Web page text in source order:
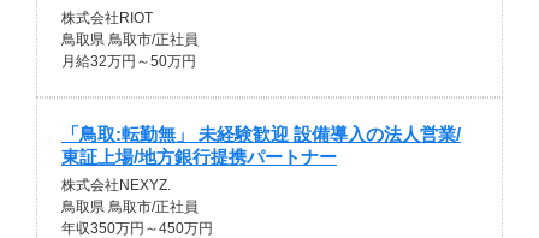
株式会社RIOT
鳥取県 鳥取市/正社員
月給32万円～50万円
「鳥取:転勤無」 未経験歓迎 設備導入の法人営業/
東証上場/地方銀行提携パートナー
株式会社NEXYZ.
鳥取県 鳥取市/正社員
年収350万円～450万円